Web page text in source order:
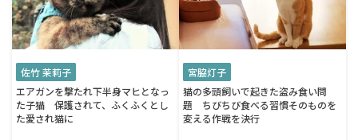
佐竹 茉莉子
エアガンを撃たれ下半身マヒとなっ
た子猫 保護されて、ふくふくとし
た愛され猫に
宮脇灯子
猫の多頭飼いで起きた盗み食い問
題 ちびちび食べる習慣そのものを
変える作戦を決行